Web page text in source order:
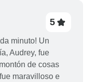
de todos los
y el
y en los
la experiencia en
en la bodega.
Nuestra
5
minuto! Un
Audrey, fue
de cosas
maravilloso e